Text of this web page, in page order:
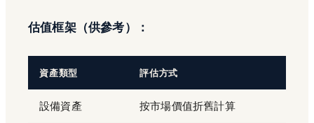
估值框架（供參考）：
資產類型 評估方式
設備資產 按市場價值折舊計算